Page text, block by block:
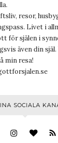
resor,
Livet i
för själen i
även din
min resa!
SOCIALA